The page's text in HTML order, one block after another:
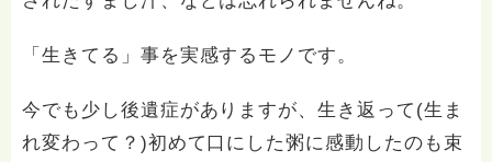
「生きてる」事を実感するモノです。
今でも少し後遺症がありますが、生き返って(生ま
れ変わって？)初めて口にした粥に感動したのも束